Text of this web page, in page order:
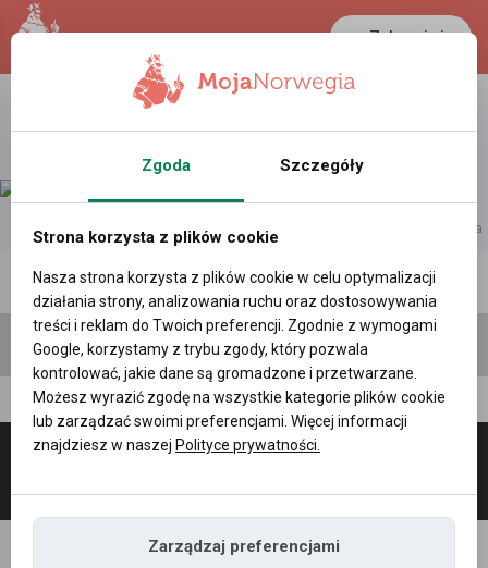
Zaloguj się
LANCASTER
35.7 °C 0.3892 PLN
reklama
Polecane profile Filtr wyszukiwań
ssss s, (40 l.)
Zaproś
Zgoda Szczegóły
Strona korzysta z plików cookie
Nasza strona korzysta z plików cookie w celu optymalizacji
działania strony, analizowania ruchu oraz dostosowywania
treści i reklam do Twoich preferencji. Zgodnie z wymogami
Google, korzystamy z trybu zgody, który pozwala
kontrolować, jakie dane są gromadzone i przetwarzane.
Możesz wyrazić zgodę na wszystkie kategorie plików cookie
lub zarządzać swoimi preferencjami. Więcej informacji
znajdziesz w naszej Polityce prywatności.
Zarządzaj preferencjami